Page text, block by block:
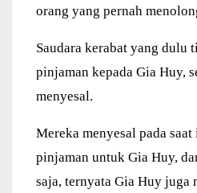
orang yang pernah
Saudara kerabat yang dulu
pinjaman kepada Gia Huy,
menyesal.
Mereka menyesal pada
pinjaman untuk Gia Huy,
saja, ternyata Gia Huy juga